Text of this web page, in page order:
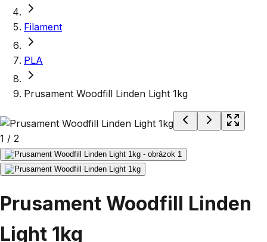
Filament
PLA
Prusament Woodfill Linden Light 1kg
1 / 2
Prusament Woodfill Linden
Light 1kg